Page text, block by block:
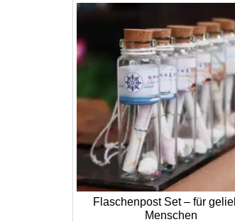
Flaschenpost Set – für
Menschen